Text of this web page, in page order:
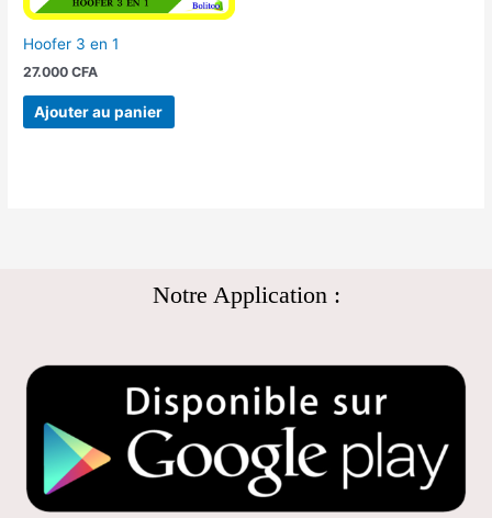
Hoofer 3 en 1
27.000CFA
Ajouter au panier
Notre Application :